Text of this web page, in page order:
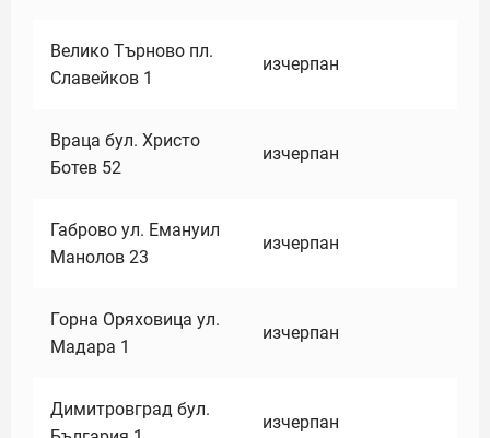
Велико Търново пл.
Славейков 1
изчерпан
Враца бул. Христо
Ботев 52
изчерпан
Габрово ул. Емануил
Манолов 23
изчерпан
Горна Оряховица ул.
Мадара 1
изчерпан
Димитровград бул.
изчерпан